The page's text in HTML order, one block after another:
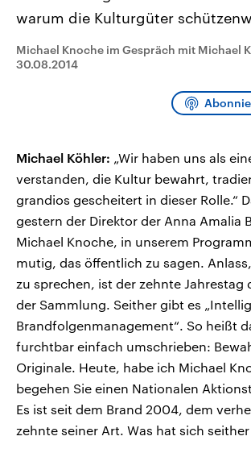
Landtag. Seit 2021 wird das
Bundesland von einer Koalition aus
CDU, SPD und FDP regiert.-
Umfragen, Prognosen,
Wahlprogramme, aktuelle Berichte
und Hintergründe zu den Parteien
den
mit
Sendungen
warum die Kulturgüter
Michael Knoche im Gespräch mit Michael
30.08.2014
Michael Köhler: „Wir haben uns als
verstanden, die Kultur bewahrt,
grandios gescheitert in dieser Rolle.“
gestern der Direktor der Anna Amalia
Michael Knoche, in unserem
mutig, das öffentlich zu sagen.
zu sprechen, ist der zehnte Jahrestag
der Sammlung. Seither gibt es
Brandfolgenmanagement“. So heißt
furchtbar einfach umschrieben:
Originale. Heute, habe ich Michael
begehen Sie einen Nationalen
Es ist seit dem Brand 2004, dem
zehnte seiner Art. Was hat sich